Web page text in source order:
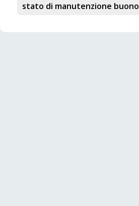
stato di manutenzione buono